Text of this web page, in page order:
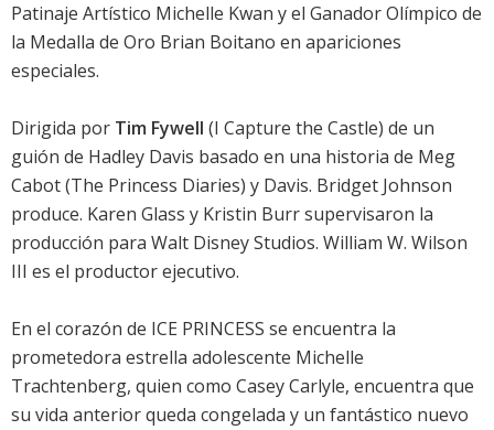
Patinaje Artístico Michelle Kwan y el Ganador Olímpico de
la Medalla de Oro Brian Boitano en apariciones
especiales.
Dirigida por Tim Fywell (I Capture the Castle) de un
guión de Hadley Davis basado en una historia de Meg
Cabot (The Princess Diaries) y Davis. Bridget Johnson
produce. Karen Glass y Kristin Burr supervisaron la
producción para Walt Disney Studios. William W. Wilson
III es el productor ejecutivo.
En el corazón de ICE PRINCESS se encuentra la
prometedora estrella adolescente Michelle
Trachtenberg, quien como Casey Carlyle, encuentra que
su vida anterior queda congelada y un fantástico nuevo